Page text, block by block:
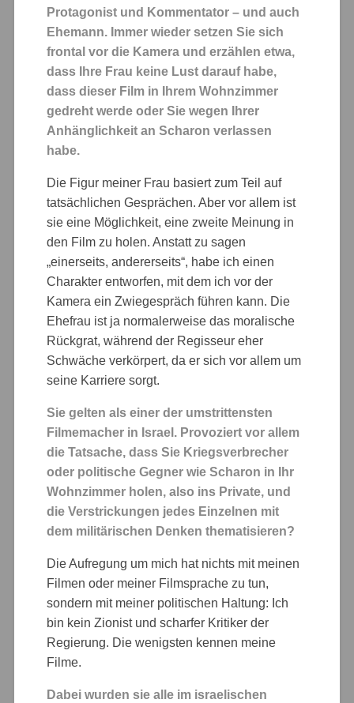
Protagonist und Kommentator – und auch
Ehemann. Immer wieder setzen Sie sich
frontal vor die Kamera und erzählen etwa,
dass Ihre Frau keine Lust darauf habe,
dass dieser Film in Ihrem Wohnzimmer
gedreht werde oder Sie wegen Ihrer
Anhänglichkeit an Scharon verlassen
habe.
Die Figur meiner Frau basiert zum Teil auf
tatsächlichen Gesprächen. Aber vor allem ist
sie eine Möglichkeit, eine zweite Meinung in
den Film zu holen. Anstatt zu sagen
„einerseits, andererseits“, habe ich einen
Charakter entworfen, mit dem ich vor der
Kamera ein Zwiegespräch führen kann. Die
Ehefrau ist ja normalerweise das moralische
Rückgrat, während der Regisseur eher
Schwäche verkörpert, da er sich vor allem um
seine Karriere sorgt.
Sie gelten als einer der umstrittensten
Filmemacher in Israel. Provoziert vor allem
die Tatsache, dass Sie Kriegsverbrecher
oder politische Gegner wie Scharon in Ihr
Wohnzimmer holen, also ins Private, und
die Verstrickungen jedes Einzelnen mit
dem militärischen Denken thematisieren?
Die Aufregung um mich hat nichts mit meinen
Filmen oder meiner Filmsprache zu tun,
sondern mit meiner politischen Haltung: Ich
bin kein Zionist und scharfer Kritiker der
Regierung. Die wenigsten kennen meine
Filme.
Dabei wurden sie alle im israelischen